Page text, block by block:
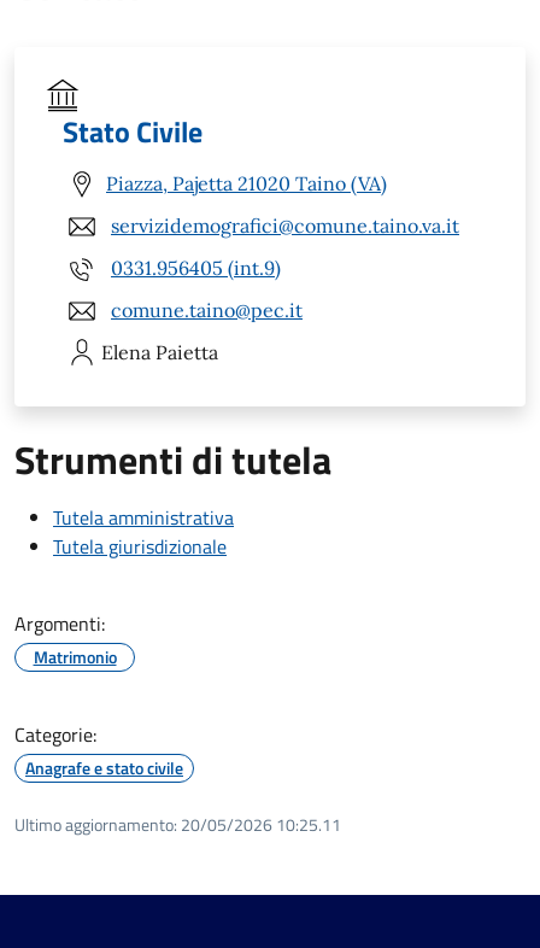
Stato Civile
Piazza, Pajetta 21020 Taino (VA)
servizidemografici@comune.taino.va.it
0331.956405 (int.9)
comune.taino@pec.it
Elena Paietta
Strumenti di tutela
Tutela amministrativa
Tutela giurisdizionale
Argomenti:
Matrimonio
Categorie:
Anagrafe e stato civile
Ultimo aggiornamento: 20/05/2026 10:25.11